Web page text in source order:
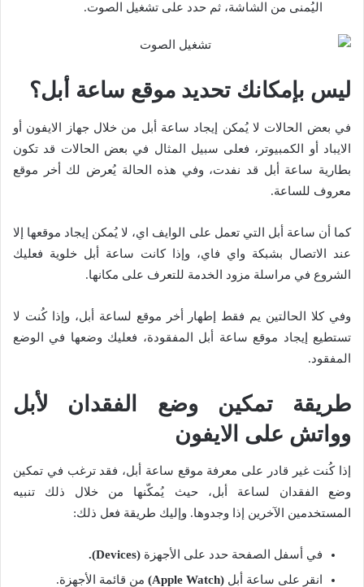
اليُمنى من الشاشة، ثم حدد على تشغيل الصوت.
ليس بإمكانك تحديد موقع ساعة أبل؟
في بعض الحالات لا يُمكن إيجاد ساعة أبل من خلال جهاز الايفون أو
الايباد أو الكمبيوتر، فعلى سبيل المثال في بعض الحالات قد تكون
بطارية ساعة أبل قد نفدت، وفي هذه الحالة يُعرض لك أخر موقع
معروف للساعة.
كما أن ساعة أبل التي تعمل على الوايف اي، لا يُمكن إيجاد موقعها إلا
عند الاتصال بشبكة واي فاي، وإذا كانت ساعة أبل خلوية فعليك
الشروع في مراسلة مزود الخدمة للتعرف على مكانها.
وفي كلا الحالتين يم فقط إطهار أخر موقع لساعة أبل، وإذا كُنت لا
تستطيع إيجاد موقع ساعة أبل المفقودة، فعليك وضعها في الوضع
المفقود.
طريقة تمكين وضع الفقدان لأبل
وواتش على الايفون
إذا كُنت غير قادر على معرفة موقع ساعة أبل، فقد ترغب في تمكين
وضع الفقدان لساعة أبل، حيث يُمكّنها من خلال ذلك تنبيه
المستخدمين الآخرين إذا وجدوها. وإليك طريقة فعل ذلك:
في أسفل الصفحة حدد على الأجهزة (Devices).
انقر على ساعة أبل (Apple Watch)
من قائمة الأجهزة.